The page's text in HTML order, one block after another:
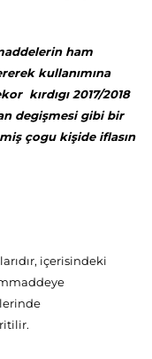
ham
kullanımına
kırdıgı 2017/2018
degişmesi gibi bir
çogu kişide iflasın
içerisindeki